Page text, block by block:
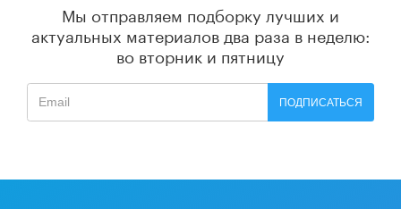
Мы отправляем подборку лучших и
актуальных материалов два раза в неделю:
во вторник и пятницу
ПОДПИСАТЬСЯ